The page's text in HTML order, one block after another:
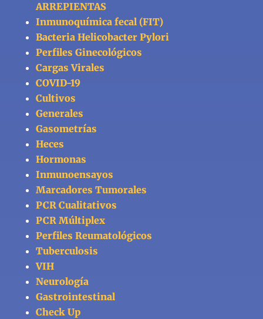
ARREPIENTAS
Inmunoquímica fecal (FIT)
Bacteria Helicobacter Pylori
Perfiles Ginecológicos
Cargas Virales
COVID-19
Cultivos
Generales
Gasometrías
Heces
Hormonas
Inmunoensayos
Marcadores Tumorales
PCR Cualitativos
PCR Múltiplex
Perfiles Reumatológicos
Tuberculosis
VIH
Neurología
Gastrointestinal
Check Up